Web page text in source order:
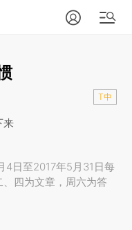
T中
来
4日至2017年5月31日每
四为文章，周六为答